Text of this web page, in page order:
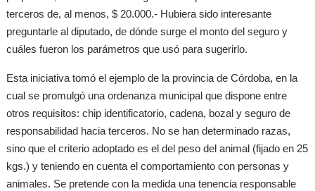
terceros de, al menos, $ 20.000.- Hubiera sido interesante
preguntarle al diputado, de dónde surge el monto del seguro y
cuáles fueron los parámetros que usó para sugerirlo.
Esta iniciativa tomó el ejemplo de la provincia de Córdoba, en la
cual se promulgó una ordenanza municipal que dispone entre
otros requisitos: chip identificatorio, cadena, bozal y seguro de
responsabilidad hacia terceros. No se han determinado razas,
sino que el criterio adoptado es el del peso del animal (fijado en 25
kgs.) y teniendo en cuenta el comportamiento con personas y
animales. Se pretende con la medida una tenencia responsable